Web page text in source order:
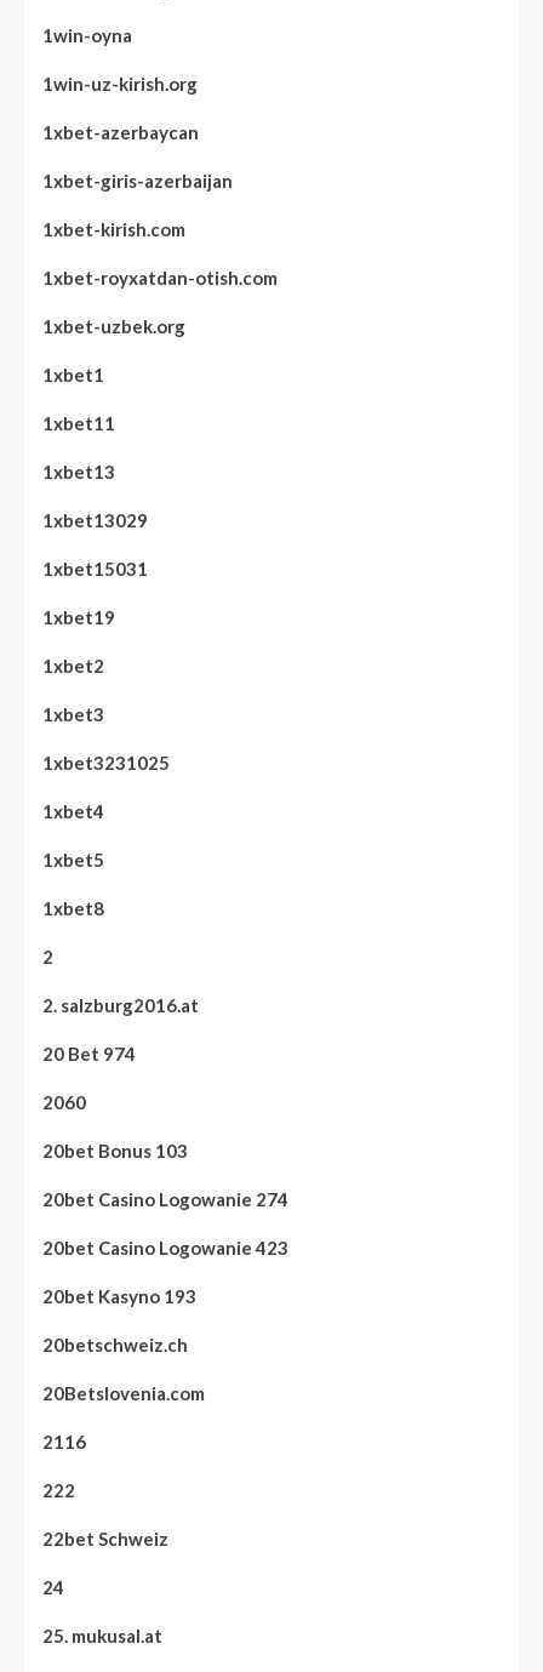
1win-oyna
1win-uz-kirish.org
1xbet-azerbaycan
1xbet-giris-azerbaijan
1xbet-kirish.com
1xbet-royxatdan-otish.com
1xbet-uzbek.org
1xbet1
1xbet11
1xbet13
1xbet13029
1xbet15031
1xbet19
1xbet2
1xbet3
1xbet3231025
1xbet4
1xbet5
1xbet8
2
2. salzburg2016.at
20 Bet 974
2060
20bet Bonus 103
20bet Casino Logowanie 274
20bet Casino Logowanie 423
20bet Kasyno 193
20betschweiz.ch
20Betslovenia.com
2116
222
22bet Schweiz
24
25. mukusal.at